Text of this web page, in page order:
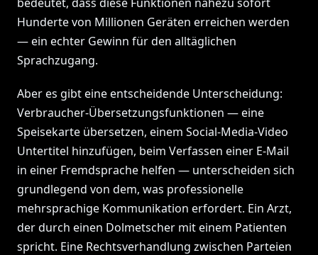
Hunderte von Millionen Geräten erreichen werden
— ein echter Gewinn für den alltäglichen
Sprachzugang.
Aber es gibt eine entscheidende Unterscheidung:
Verbraucher-Übersetzungsfunktionen — eine
Speisekarte übersetzen, einem Social-Media-Video
Untertitel hinzufügen, beim Verfassen einer E-Mail
in einer Fremdsprache helfen — unterscheiden sich
grundlegend von dem, was professionelle
mehrsprachige Kommunikation erfordert. Ein Arzt,
der durch einen Dolmetscher mit einem Patienten
spricht. Eine Rechtsverhandlung zwischen Parteien